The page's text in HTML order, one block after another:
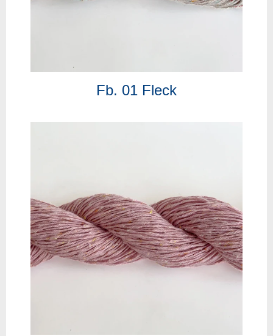
Fb. 01 Fleck